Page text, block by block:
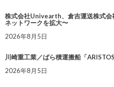
株式会社Univearth、倉吉運送株式会
ネットワークを拡大〜
2026年8月5日
川崎重工業／ばら積運搬船「
2026年8月5日